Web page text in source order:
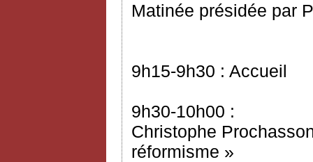
Matinée présidée par
9h15-9h30 : Accueil
9h30-10h00 :
Christophe
réformisme »